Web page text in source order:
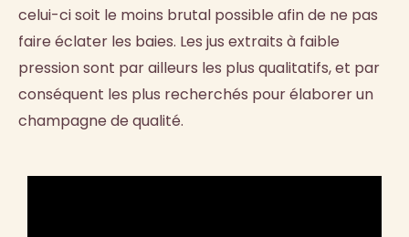
celui-ci soit le moins brutal possible afin de ne pas
faire éclater les baies. Les jus extraits à faible
pression sont par ailleurs les plus qualitatifs, et par
conséquent les plus recherchés pour élaborer un
champagne de qualité.